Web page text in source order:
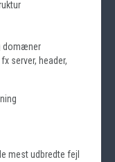
domæner
server, header,
mest udbredte fejl